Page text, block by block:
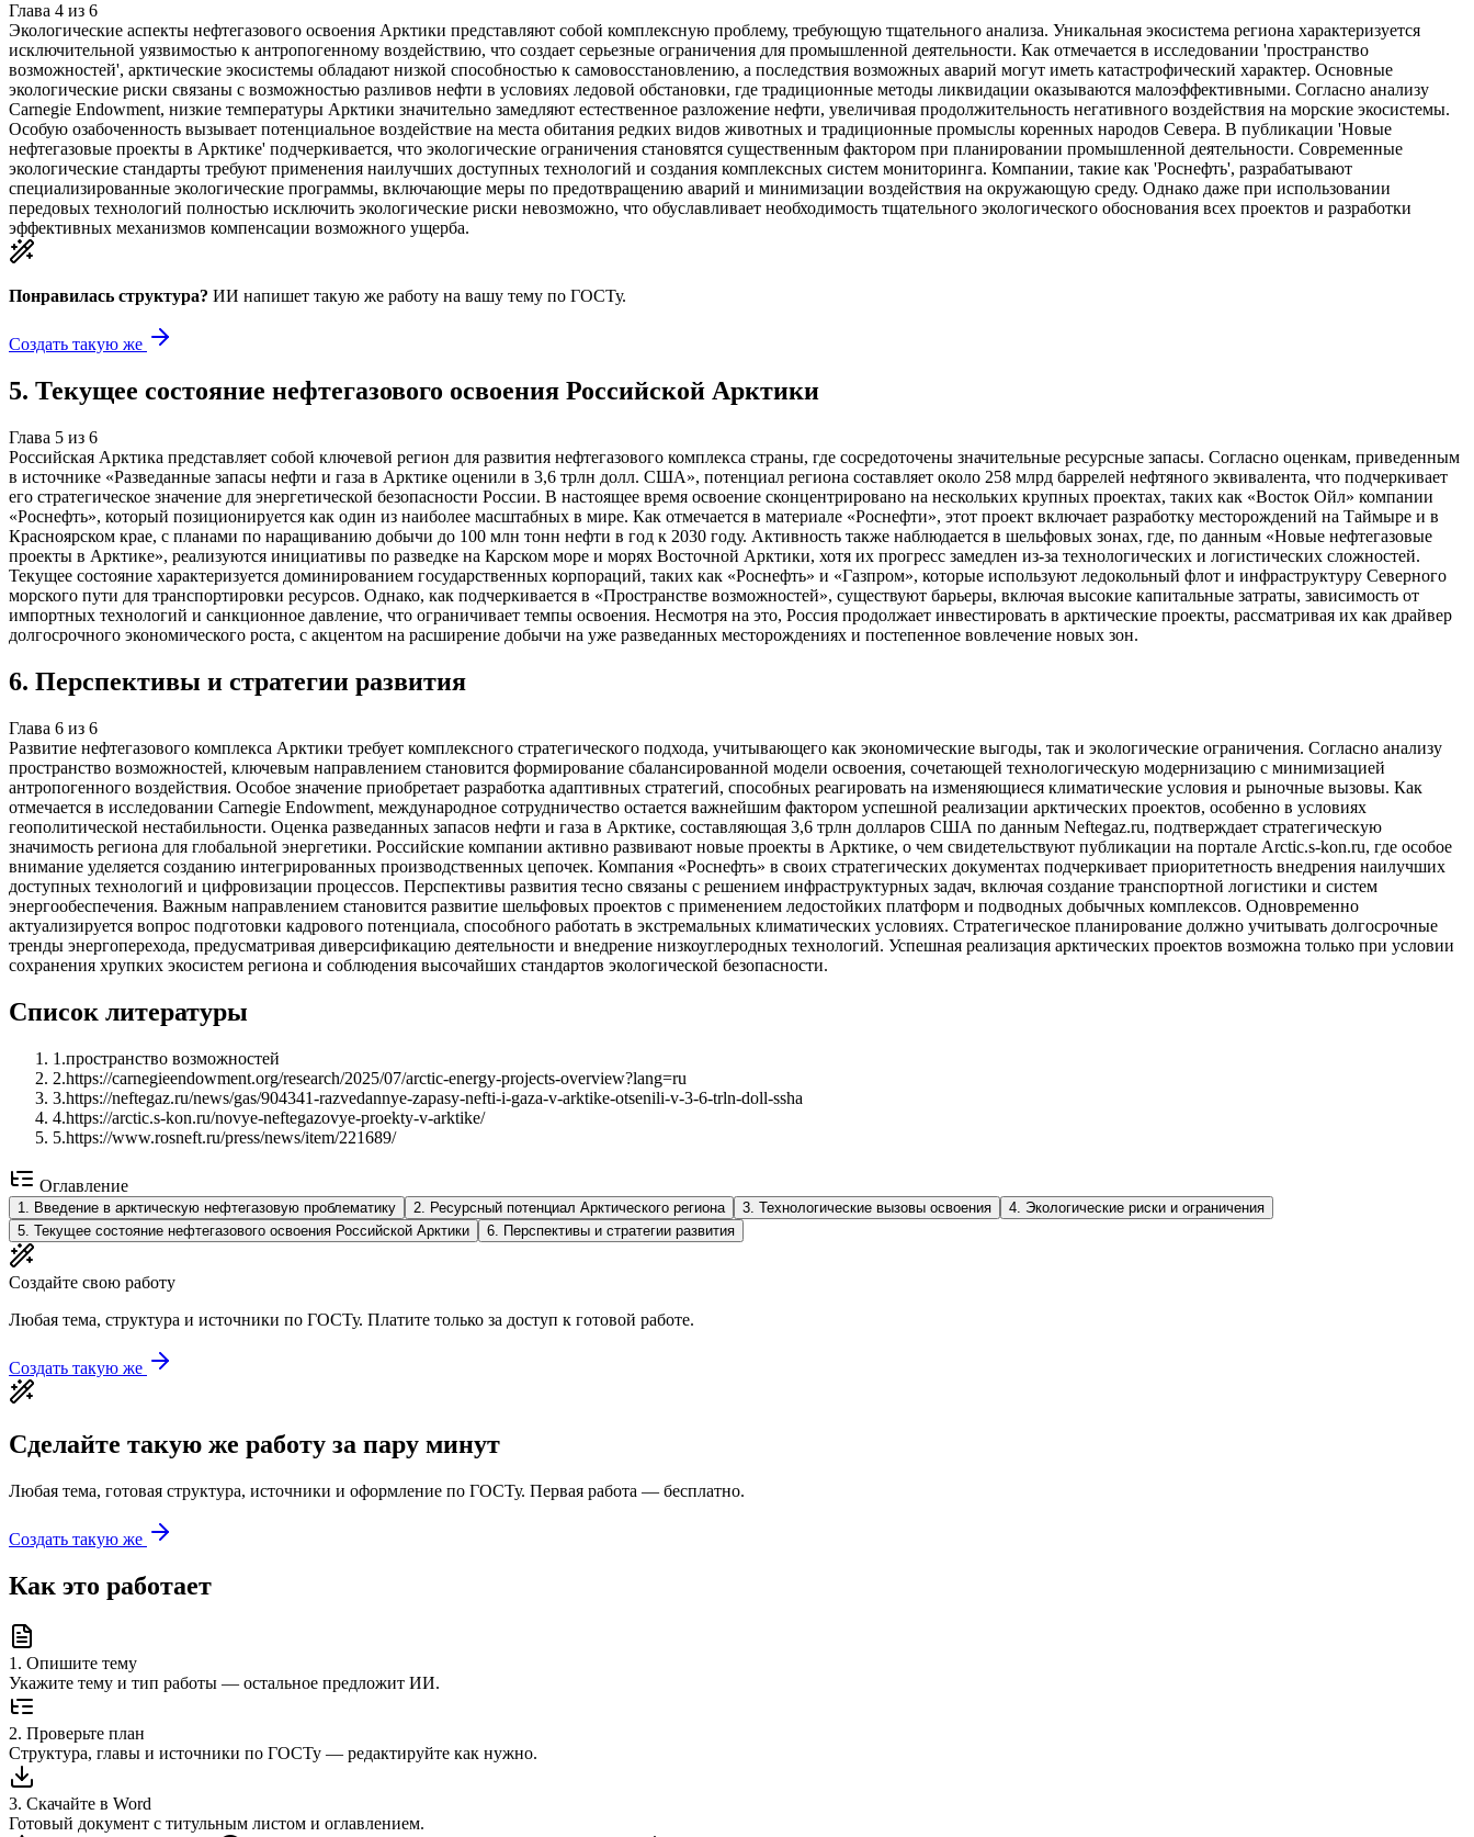
Глава 4 из 6
Экологические аспекты нефтегазового освоения Арктики представляют собой комплексную проблему, требующую тщательного анализа. Уникальная экосистема региона характеризуется
исключительной уязвимостью к антропогенному воздействию, что создает серьезные ограничения для промышленной деятельности. Как отмечается в исследовании 'пространство
возможностей', арктические экосистемы обладают низкой способностью к самовосстановлению, а последствия возможных аварий могут иметь катастрофический характер. Основные
экологические риски связаны с возможностью разливов нефти в условиях ледовой обстановки, где традиционные методы ликвидации оказываются малоэффективными. Согласно анализу
Carnegie Endowment, низкие температуры Арктики значительно замедляют естественное разложение нефти, увеличивая продолжительность негативного воздействия на морские экосистемы.
Особую озабоченность вызывает потенциальное воздействие на места обитания редких видов животных и традиционные промыслы коренных народов Севера. В публикации 'Новые
нефтегазовые проекты в Арктике' подчеркивается, что экологические ограничения становятся существенным фактором при планировании промышленной деятельности. Современные
экологические стандарты требуют применения наилучших доступных технологий и создания комплексных систем мониторинга. Компании, такие как 'Роснефть', разрабатывают
специализированные экологические программы, включающие меры по предотвращению аварий и минимизации воздействия на окружающую среду. Однако даже при использовании
передовых технологий полностью исключить экологические риски невозможно, что обуславливает необходимость тщательного экологического обоснования всех проектов и разработки
эффективных механизмов компенсации возможного ущерба.
Понравилась структура? ИИ напишет такую же работу на вашу тему по ГОСТу.
Создать такую же
5. Текущее состояние нефтегазового освоения Российской Арктики
Глава 5 из 6
Российская Арктика представляет собой ключевой регион для развития нефтегазового комплекса страны, где сосредоточены значительные ресурсные запасы. Согласно оценкам, приведенным
в источнике «Разведанные запасы нефти и газа в Арктике оценили в 3,6 трлн долл. США», потенциал региона составляет около 258 млрд баррелей нефтяного эквивалента, что подчеркивает
его стратегическое значение для энергетической безопасности России. В настоящее время освоение сконцентрировано на нескольких крупных проектах, таких как «Восток Ойл» компании
«Роснефть», который позиционируется как один из наиболее масштабных в мире. Как отмечается в материале «Роснефти», этот проект включает разработку месторождений на Таймыре и в
Красноярском крае, с планами по наращиванию добычи до 100 млн тонн нефти в год к 2030 году. Активность также наблюдается в шельфовых зонах, где, по данным «Новые нефтегазовые
проекты в Арктике», реализуются инициативы по разведке на Карском море и морях Восточной Арктики, хотя их прогресс замедлен из-за технологических и логистических сложностей.
Текущее состояние характеризуется доминированием государственных корпораций, таких как «Роснефть» и «Газпром», которые используют ледокольный флот и инфраструктуру Северного
морского пути для транспортировки ресурсов. Однако, как подчеркивается в «Пространстве возможностей», существуют барьеры, включая высокие капитальные затраты, зависимость от
импортных технологий и санкционное давление, что ограничивает темпы освоения. Несмотря на это, Россия продолжает инвестировать в арктические проекты, рассматривая их как драйвер
долгосрочного экономического роста, с акцентом на расширение добычи на уже разведанных месторождениях и постепенное вовлечение новых зон.
6. Перспективы и стратегии развития
Глава 6 из 6
Развитие нефтегазового комплекса Арктики требует комплексного стратегического подхода, учитывающего как экономические выгоды, так и экологические ограничения. Согласно анализу
пространство возможностей, ключевым направлением становится формирование сбалансированной модели освоения, сочетающей технологическую модернизацию с минимизацией
антропогенного воздействия. Особое значение приобретает разработка адаптивных стратегий, способных реагировать на изменяющиеся климатические условия и рыночные вызовы. Как
отмечается в исследовании Carnegie Endowment, международное сотрудничество остается важнейшим фактором успешной реализации арктических проектов, особенно в условиях
геополитической нестабильности. Оценка разведанных запасов нефти и газа в Арктике, составляющая 3,6 трлн долларов США по данным Neftegaz.ru, подтверждает стратегическую
значимость региона для глобальной энергетики. Российские компании активно развивают новые проекты в Арктике, о чем свидетельствуют публикации на портале Arctic.s-kon.ru, где особое
внимание уделяется созданию интегрированных производственных цепочек. Компания «Роснефть» в своих стратегических документах подчеркивает приоритетность внедрения наилучших
доступных технологий и цифровизации процессов. Перспективы развития тесно связаны с решением инфраструктурных задач, включая создание транспортной логистики и систем
энергообеспечения. Важным направлением становится развитие шельфовых проектов с применением ледостойких платформ и подводных добычных комплексов. Одновременно
актуализируется вопрос подготовки кадрового потенциала, способного работать в экстремальных климатических условиях. Стратегическое планирование должно учитывать долгосрочные
тренды энергоперехода, предусматривая диверсификацию деятельности и внедрение низкоуглеродных технологий. Успешная реализация арктических проектов возможна только при условии
сохранения хрупких экосистем региона и соблюдения высочайших стандартов экологической безопасности.
Список литературы
1 .пространство возможностей
2.https://carnegieendowment.org/research/2025/07/arctic-energy-projects-overview?lang=ru
3.https://neftegaz.ru/news/gas/904341-razvedannye-zapasy-nefti-i-gaza-v-arktike-otsenili-v-3-6-trln-doll-ssha
4.https://arctic.s-kon.ru/novye-neftegazovye-proekty-v-arktike/
5.https://www.rosneft.ru/press/news/item/221689/
Оглавление
1 Введение в арктическую нефтегазовую проблематику 2 Ресурсный потенциал Арктического региона 3 Технологические вызовы освоения 4 Экологические риски и ограничения
5 Текущее состояние нефтегазового освоения Российской Арктики 6 Перспективы и стратегии развития
Создайте свою работу
Любая тема, структура и источники по ГОСТу. Платите только за доступ к готовой работе.
Создать такую же
Сделайте такую же работу за пару минут
Любая тема, готовая структура, источники и оформление по ГОСТу. Первая работа — бесплатно.
Создать такую же
Как это работает
1 . Опишите тему
Укажите тему и тип работы — остальное предложит ИИ.
2. Проверьте план
Структура, главы и источники по ГОСТу — редактируйте как нужно.
3. Скачайте в Word
Готовый документ с титульным листом и оглавлением.